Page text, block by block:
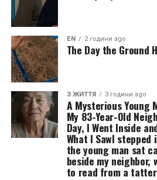
EN 2 години ago
The Day the Ground
З ЖИТТЯ 3 години ago
A Mysterious Young
My 83-Year-Old
Day, I Went Inside
What I SawI
the young man sat
beside my neighbor,
to read from a